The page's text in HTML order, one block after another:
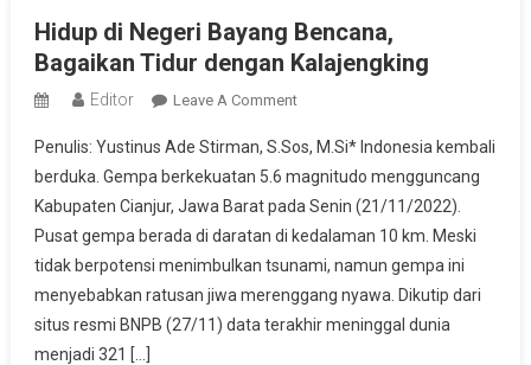
Hidup di Negeri Bayang Bencana,
Bagaikan Tidur dengan Kalajengking
Editor Leave A CommentOn
Di
Negeri
Bayang
Bencana,
Bagaikan
Tidur
Dengan
Penulis: Yustinus Ade Stirman, S.Sos, M.Si* Indonesia kembali
berduka. Gempa berkekuatan 5.6 magnitudo mengguncang
Kabupaten Cianjur, Jawa Barat pada Senin (21/11/2022).
Pusat gempa berada di daratan di kedalaman 10 km. Meski
tidak berpotensi menimbulkan tsunami, namun gempa ini
menyebabkan ratusan jiwa merenggang nyawa. Dikutip dari
situs resmi BNPB (27/11) data terakhir meninggal dunia
menjadi 321 […]